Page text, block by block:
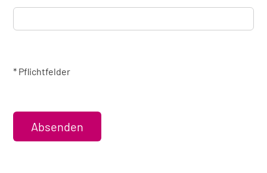
* Pflichtfelder
Absenden